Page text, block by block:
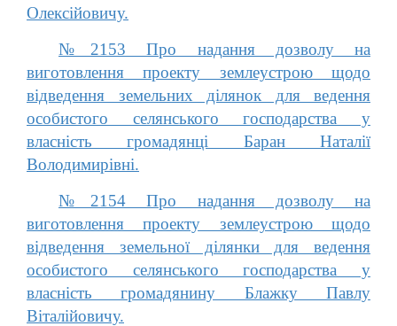
Олексійовичу.
№2153 Про надання дозволу на
виготовлення проекту землеустрою щодо
відведення земельних ділянок для ведення
особистого селянського господарства у
власність громадянці Баран Наталії
Володимирівні.
№2154 Про надання дозволу на
виготовлення проекту землеустрою щодо
відведення земельної ділянки для ведення
особистого селянського господарства у
власність громадянину Блажку Павлу
Віталійовичу.